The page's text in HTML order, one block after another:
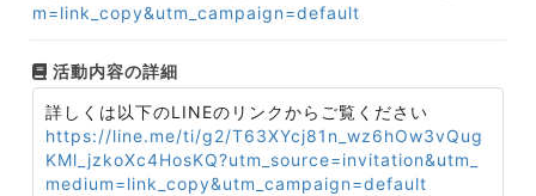
m=link_copy&utm_campaign=default
活動内容の詳細
詳しくは以下のLINEのリンクからご覧ください
https://line.me/ti/g2/T63XYcj81n_wz6hOw3vQug
KMl_jzkoXc4HosKQ?utm_source=invitation&utm_
medium=link_copy&utm_campaign=default